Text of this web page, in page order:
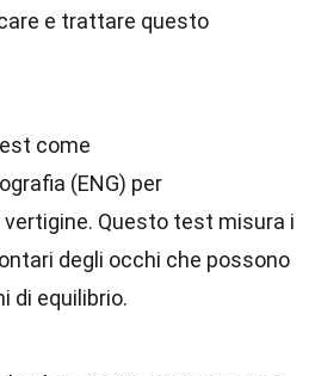
e trattare questo
come
(ENG) per
Questo test misura i
degli occhi che possono
di equilibrio.